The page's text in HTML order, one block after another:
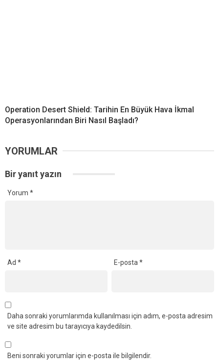
Operation Desert Shield: Tarihin En Büyük Hava İkmal
Operasyonlarından Biri Nasıl Başladı?
YORUMLAR
Bir yanıt yazın
Yorum *
Ad * E-posta*
Daha sonraki yorumlarımda kullanılması için adım, e-posta adresim
ve site adresim bu tarayıcıya kaydedilsin.
Beni sonraki yorumlar için e-posta ile bilgilendir.